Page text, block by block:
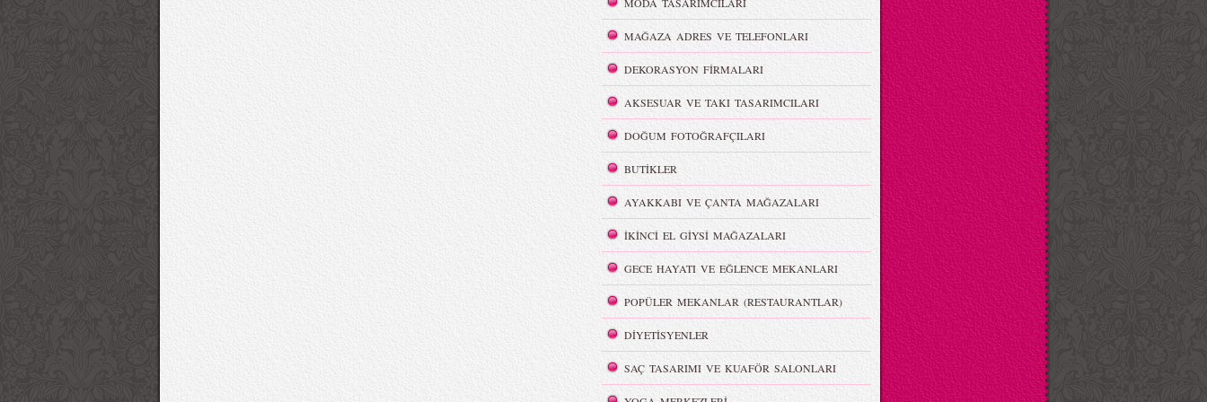
MAĞAZA ADRES VE TELEFONLARI
DEKORASYON FİRMALARI
AKSESUAR VE TAKI TASARIMCILARI
DOĞUM FOTOĞRAFÇILARI
BUTİKLER
AYAKKABI VE ÇANTA MAĞAZALARI
İKİNCİ EL GİYSİ MAĞAZALARI
GECE HAYATI VE EĞLENCE MEKANLARI
POPÜLER MEKANLAR (RESTAURANTLAR)
DİYETİSYENLER
SAÇ TASARIMI VE KUAFÖR SALONLARI